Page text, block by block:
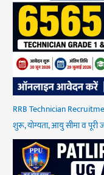
RRB Technician
शुरू, योग्यता, आयु सीमा व पूरी